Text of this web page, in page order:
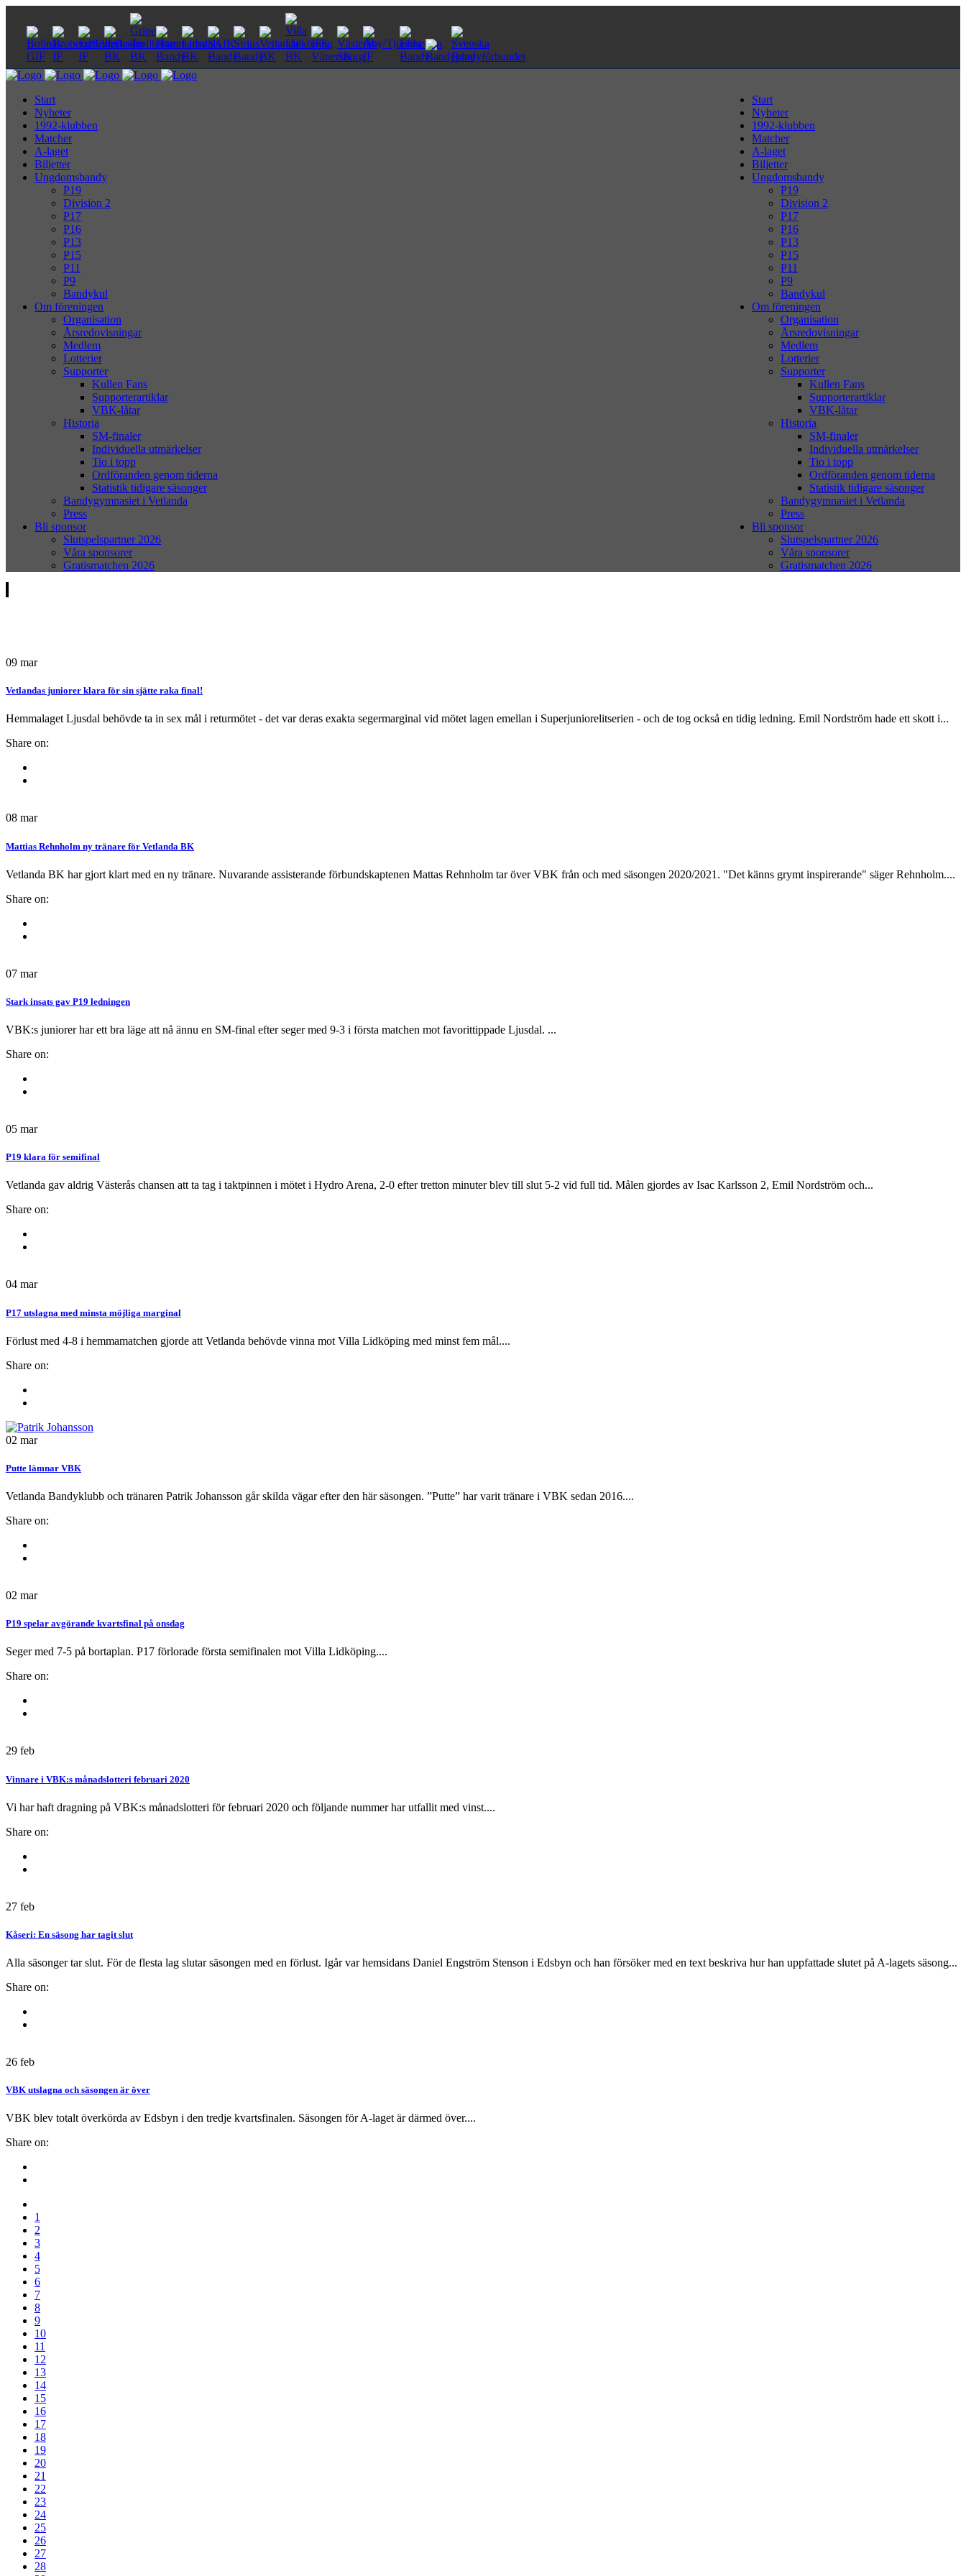
Start
Nyheter
1992-klubben
Matcher
A-laget
Biljetter
Ungdomsbandy
P19
Division 2
P17
P16
P13
P15
P11
P9
Bandykul
Om föreningen
Organisation
Årsredovisningar
Medlem
Lotterier
Supporter
Kullen Fans
Supporterartiklar
VBK-låtar
Historia
SM-finaler
Individuella utmärkelser
Tio i topp
Ordföranden genom tiderna
Statistik tidigare säsonger
Bandygymnasiet i Vetlanda
Press
Bli sponsor
Slutspelspartner 2026
Våra sponsorer
Gratismatchen 2026
Start
Nyheter
1992-klubben
Matcher
A-laget
Biljetter
Ungdomsbandy
P19
Division 2
P17
P16
P13
P15
P11
P9
Bandykul
Om föreningen
Organisation
Årsredovisningar
Medlem
Lotterier
Supporter
Kullen Fans
Supporterartiklar
VBK-låtar
Historia
SM-finaler
Individuella utmärkelser
Tio i topp
Ordföranden genom tiderna
Statistik tidigare säsonger
Bandygymnasiet i Vetlanda
Press
Bli sponsor
Slutspelspartner 2026
Våra sponsorer
Gratismatchen 2026
09 mar
Vetlandas juniorer klara för sin sjätte raka final!
Hemmalaget Ljusdal behövde ta in sex mål i returmötet - det var deras exakta segermarginal vid mötet lagen emellan i Superjuniorelitserien - och de tog också en tidig ledning. Emil Nordström hade ett skott i...
Share on:
08 mar
Mattias Rehnholm ny tränare för Vetlanda BK
Vetlanda BK har gjort klart med en ny tränare. Nuvarande assisterande förbundskaptenen Mattas Rehnholm tar över VBK från och med säsongen 2020/2021. "Det känns grymt inspirerande" säger Rehnholm....
Share on:
07 mar
Stark insats gav P19 ledningen
VBK:s juniorer har ett bra läge att nå ännu en SM-final efter seger med 9-3 i första matchen mot favorittippade Ljusdal. ...
Share on:
05 mar
P19 klara för semifinal
Vetlanda gav aldrig Västerås chansen att ta tag i taktpinnen i mötet i Hydro Arena, 2-0 efter tretton minuter blev till slut 5-2 vid full tid. Målen gjordes av Isac Karlsson 2, Emil Nordström och...
Share on:
04 mar
P17 utslagna med minsta möjliga marginal
Förlust med 4-8 i hemmamatchen gjorde att Vetlanda behövde vinna mot Villa Lidköping med minst fem mål....
Share on:
02 mar
Putte lämnar VBK
Vetlanda Bandyklubb och tränaren Patrik Johansson går skilda vägar efter den här säsongen. ”Putte” har varit tränare i VBK sedan 2016....
Share on:
02 mar
P19 spelar avgörande kvartsfinal på onsdag
Seger med 7-5 på bortaplan. P17 förlorade första semifinalen mot Villa Lidköping....
Share on:
29 feb
Vinnare i VBK:s månadslotteri februari 2020
Vi har haft dragning på VBK:s månadslotteri för februari 2020 och följande nummer har utfallit med vinst....
Share on:
27 feb
Kåseri: En säsong har tagit slut
Alla säsonger tar slut. För de flesta lag slutar säsongen med en förlust. Igår var hemsidans Daniel Engström Stenson i Edsbyn och han försöker med en text beskriva hur han uppfattade slutet på A-lagets säsong...
Share on:
26 feb
VBK utslagna och säsongen är över
VBK blev totalt överkörda av Edsbyn i den tredje kvartsfinalen. Säsongen för A-laget är därmed över....
Share on:
1
2
3
4
5
6
7
8
9
10
11
12
13
14
15
16
17
18
19
20
21
22
23
24
25
26
27
28